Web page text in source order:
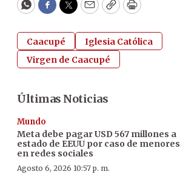
WhatsApp
Facebook
Twitter
EmailCopyPrint
Caacupé
Iglesia Católica
Virgen de Caacupé
Últimas Noticias
Mundo
Meta debe pagar USD 567 millones a
estado de EEUU por caso de menores
en redes sociales
Agosto 6, 2026 10:57 p. m.